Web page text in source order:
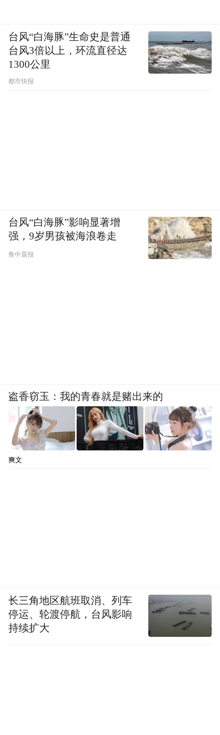
台风“白海豚”生命史是普通
台风3倍以上，环流直径达
1300公里
都市快报
台风“白海豚”影响显著增
强，9岁男孩被海浪卷走
鲁中晨报
盗香窃玉：我的青春就是赌出来的
爽文
长三角地区航班取消、列车
停运、轮渡停航，台风影响
持续扩大